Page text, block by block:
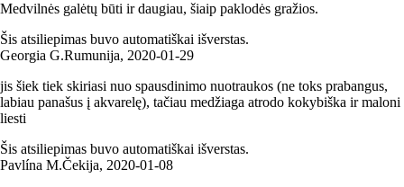
Medvilnės galėtų būti ir daugiau, šiaip paklodės gražios.
Šis atsiliepimas buvo automatiškai išverstas.
Georgia G.Rumunija, 2020‑01‑29
jis šiek tiek skiriasi nuo spausdinimo nuotraukos (ne toks prabangus,
labiau panašus į akvarelę), tačiau medžiaga atrodo kokybiška ir maloni
liesti
Šis atsiliepimas buvo automatiškai išverstas.
Pavlína M.Čekija, 2020‑01‑08